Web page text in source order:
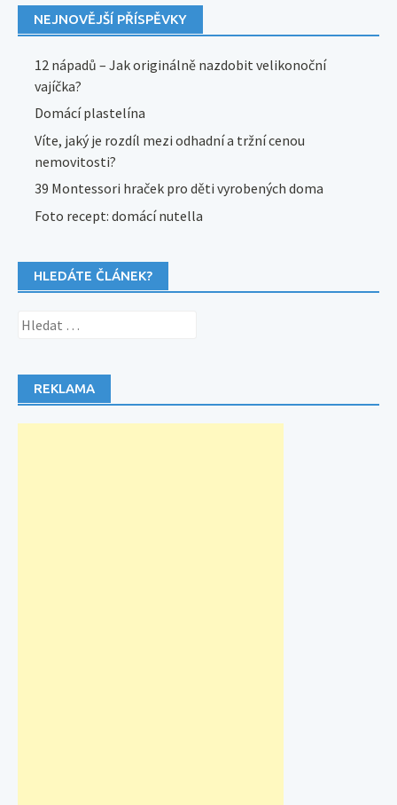
NEJNOVĚJŠÍ PŘÍSPĚVKY
12 nápadů – Jak originálně nazdobit velikonoční
vajíčka?
Domácí plastelína
Víte, jaký je rozdíl mezi odhadní a tržní cenou
nemovitosti?
39 Montessori hraček pro děti vyrobených doma
Foto recept: domácí nutella
HLEDÁTE ČLÁNEK?
Vyhledávání
REKLAMA